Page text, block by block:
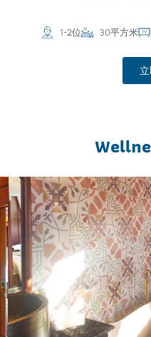
1-2位 30平方米